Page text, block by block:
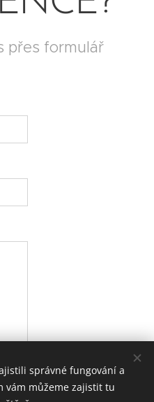
přes formulář
správné fungování a
vám můžeme zajistit tu